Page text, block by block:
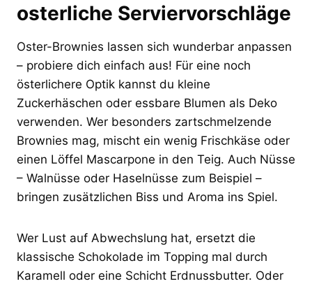
osterliche Serviervorschläge
Oster-Brownies lassen sich wunderbar anpassen
– probiere dich einfach aus! Für eine noch
österlichere Optik kannst du kleine
Zuckerhäschen oder essbare Blumen als Deko
verwenden. Wer besonders zartschmelzende
Brownies mag, mischt ein wenig Frischkäse oder
einen Löffel Mascarpone in den Teig. Auch Nüsse
– Walnüsse oder Haselnüsse zum Beispiel –
bringen zusätzlichen Biss und Aroma ins Spiel.
Wer Lust auf Abwechslung hat, ersetzt die
klassische Schokolade im Topping mal durch
Karamell oder eine Schicht Erdnussbutter. Oder